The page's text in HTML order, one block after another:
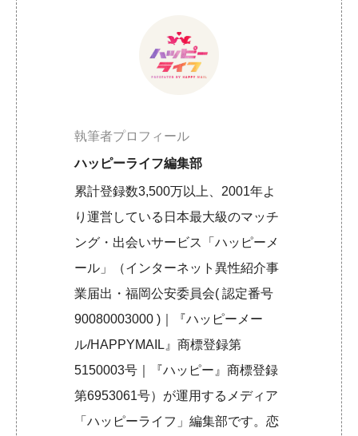
執筆者プロフィール
ハッピーライフ編集部
累計登録数3,500万以上、2001年よ
り運営している日本最大級のマッチ
ング・出会いサービス「ハッピーメ
ール」（インターネット異性紹介事
業届出・福岡公安委員会( 認定番号
90080003000 )｜『ハッピーメー
ル/HAPPYMAIL』商標登録第
5150003号｜『ハッピー』商標登録
第6953061号）が運用するメディア
「ハッピーライフ」編集部です。恋